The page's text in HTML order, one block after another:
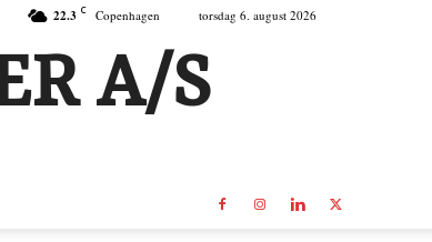
22.3 C Copenhagen torsdag 6. august 2026
A/S